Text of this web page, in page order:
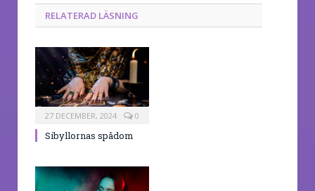
RELATERAD LÄSNING
27 DECEMBER, 2024 0
Sibyllornas spådom